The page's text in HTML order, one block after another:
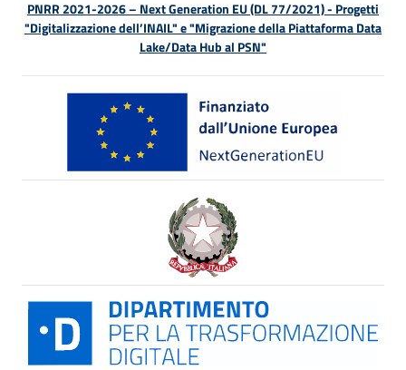
PNRR 2021-2026 – Next Generation EU (DL 77/2021) - Progetti
"Digitalizzazione dell’INAIL" e "Migrazione della Piattaforma Data
Lake/Data Hub al PSN"